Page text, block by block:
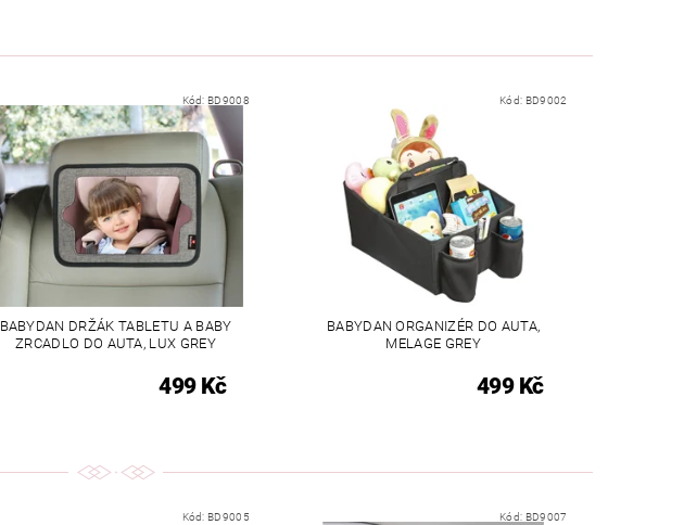
Kód: BD9008
BABYDAN DRŽÁK TABLETU A BABY
ZRCADLO DO AUTA, LUX GREY
499 Kč
Kód: BD9002
BABYDAN ORGANIZÉR DO AUTA,
MELAGE GREY
499 Kč
Kód: BD9005 Kód: BD9007